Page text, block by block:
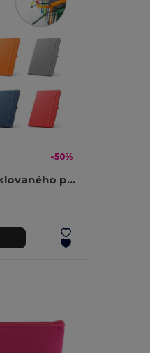
-50%
Zápisník A5 z recyklovaného polyesteru (100% rPET) s linkovanými stránkami